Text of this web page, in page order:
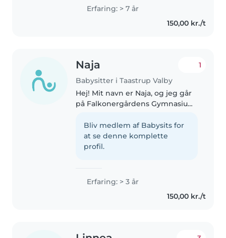
Jeg er netop blevet optaget på
pædagoguddannelsen, fordi jeg
brænder for at arbejde med
Erfaring: > 7 år
150,00 kr./t
Naja
Babysitter i Taastrup Valby
1
Hej! Mit navn er Naja, og jeg går
på Falkonergårdens Gymnasium.
tjener på Grannen, og derudover
er jeg både hjælpetræner og
hovedtræner i gymnastik...
Bliv medlem af Babysits for
at se denne komplette
profil.
Erfaring: > 3 år
150,00 kr./t